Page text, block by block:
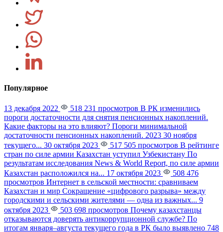
Популярное
13 декабря 2022 518 231 просмотров В РК изменились
пороги достаточности для снятия пенсионных накоплений.
Какие факторы на это влияют? Пороги минимальной
достаточности пенсионных накоплений. 2023 30 ноября
текущего... 30 октября 2023 517 505 просмотров В рейтинге
стран по силе армии Казахстан уступил Узбекистану По
результатам исследования News & World Report, по силе армии
Казахстан расположился на... 17 октября 2023
508 476
просмотров Интернет в сельской местности: сравниваем
Казахстан и мир Сокращение «цифрового разрыва» между
городскими и сельскими жителями — одна из важных... 9
октября 2023
503 698 просмотров Почему казахстанцы
отказываются доверять антикоррупционной службе? По
итогам января–августа текущего года в РК было выявлено 748